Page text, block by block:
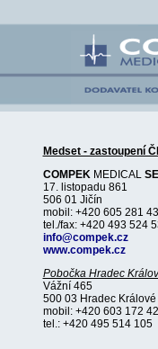
Medset - zastoupení
COMPEKMEDICAL
17. listopadu 861
506 01 Jičín
mobil: +420 605 281
tel./fax: +420 493 524
info@compek.cz
www.compek.cz
Pobočka Hradec
Vážní 465
500 03 Hradec Králové
mobil: +420 603 172
tel.: +420 495 514 105